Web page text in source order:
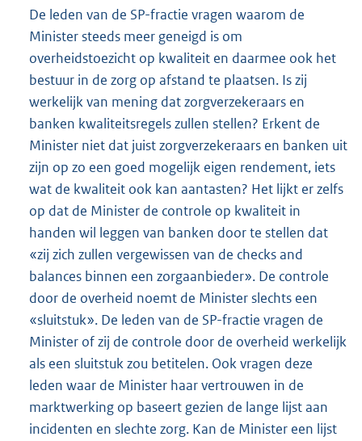
De leden van de SP-fractie vragen waarom de
Minister steeds meer geneigd is om
overheidstoezicht op kwaliteit en daarmee ook het
bestuur in de zorg op afstand te plaatsen. Is zij
werkelijk van mening dat zorgverzekeraars en
banken kwaliteitsregels zullen stellen? Erkent de
Minister niet dat juist zorgverzekeraars en banken uit
zijn op zo een goed mogelijk eigen rendement, iets
wat de kwaliteit ook kan aantasten? Het lijkt er zelfs
op dat de Minister de controle op kwaliteit in
handen wil leggen van banken door te stellen dat
«zij zich zullen vergewissen van de checks and
balances binnen een zorgaanbieder». De controle
door de overheid noemt de Minister slechts een
«sluitstuk». De leden van de SP-fractie vragen de
Minister of zij de controle door de overheid werkelijk
als een sluitstuk zou betitelen. Ook vragen deze
leden waar de Minister haar vertrouwen in de
marktwerking op baseert gezien de lange lijst aan
incidenten en slechte zorg. Kan de Minister een lijst